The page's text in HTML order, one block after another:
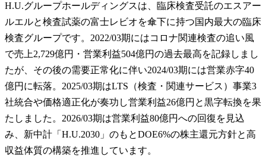
H.U.グループホールディングスは、臨床検査受託のエスアー
ルエルと検査試薬の富士レビオを傘下に持つ国内最大の臨床
検査グループです。2022/03期にはコロナ関連検査の追い風
で売上2,729億円・営業利益504億円の過去最高を記録しまし
たが、その後の需要正常化に伴い2024/03期には営業赤字40
億円に転落。2025/03期はLTS（検査・関連サービス）事業3
社統合や価格適正化が奏功し営業利益26億円と黒字転換を果
たしました。2026/03期は営業利益80億円への回復を見込
み、新中計「H.U.2030」のもとDOE6%の株主還元方針と高
収益体質の構築を推進しています。